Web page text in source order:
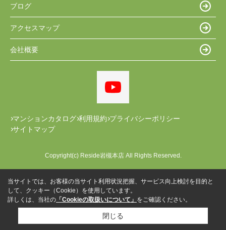
ブログ
アクセスマップ
会社概要
マンションカタログ 利用規約 プライバシーポリシー
サイトマップ
Copyright(c) Reside岩槻本店 All Rights Reserved.
当サイトでは、お客様の当サイト利用状況把握、サービス向上検討を目的と
して、クッキー（Cookie）を使用しています。
詳しくは、当社の 「Cookieの取扱いについて」 をご確認ください。
閉じる